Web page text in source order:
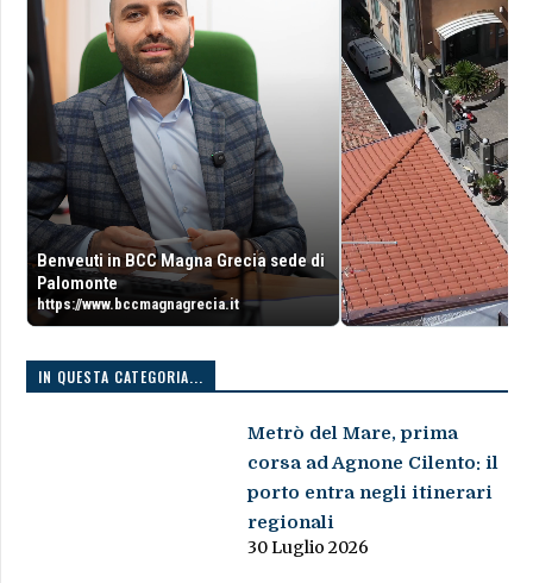
Benveuti in BCC Magna Grecia sede di
Palomonte
https://www.bccmagnagrecia.it
IN QUESTA CATEGORIA...
Metrò del Mare, prima
corsa ad Agnone Cilento: il
porto entra negli itinerari
regionali
30 Luglio 2026